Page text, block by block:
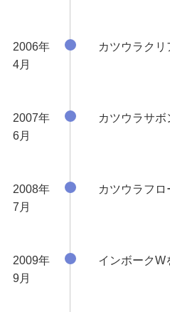
2006年
4月
カツウラクリ
2007年
6月
カツウラサボ
2008年
7月
カツウラフロ
2009年
9月
インボークW